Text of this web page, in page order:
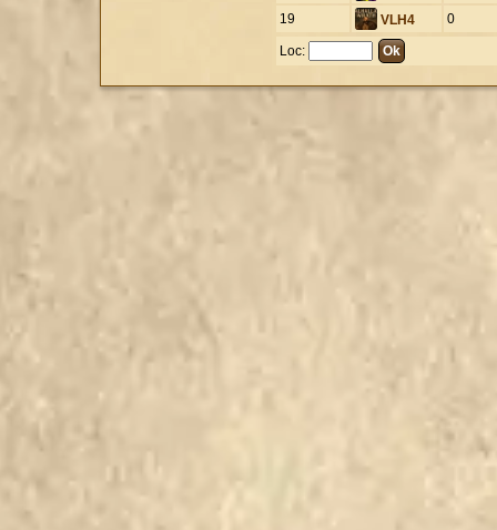
19
VLH4 0
Loc: